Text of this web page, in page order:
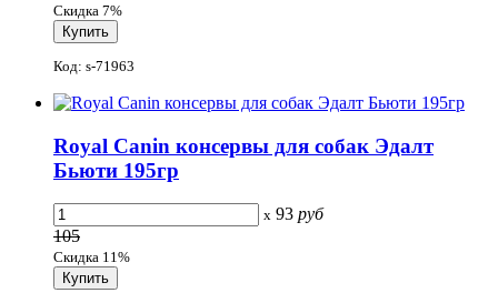
Скидка 7%
Код: s-71963
Royal Canin консервы для собак Эдалт
Бьюти 195гр
x 93 руб
105
Скидка 11%